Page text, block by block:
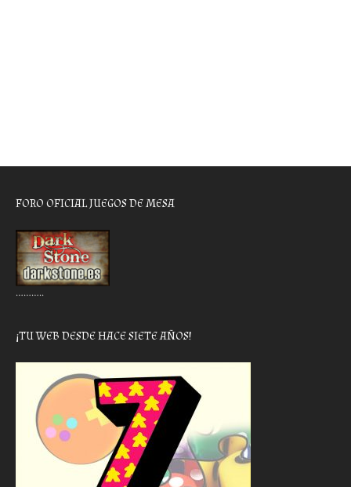
FORO OFICIAL JUEGOS DE MESA
………..
¡TU WEB DESDE HACE SIETE AÑOS!